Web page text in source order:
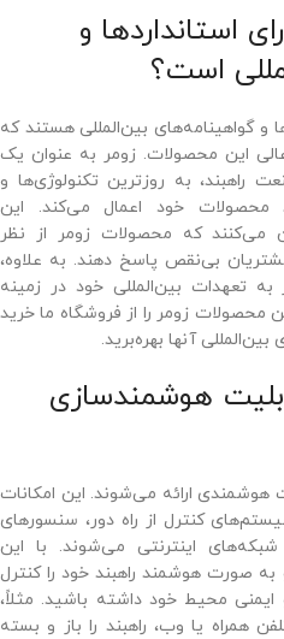
استانداردها و
است؟
و گواهینامه‌های بین‌المللی هستند که
این محصولات. زومر به عنوان یک
راهبند، به روزترین تکنولوژی‌ها و
محصولات خود اعمال می‌کند. این
می‌کنند که محصولات زومر از نظر
بی‌نقص پاسخ دهند. به علاوه،
تعهدات بین‌المللی خود در زمینه
محصولات زومر را از فروشگاه ما خرید
آنها بهره‌برید.
هوشمندسازی
هوشمندی ارائه می‌شوند. این امکانات
کنترل از راه دور، سنسورهای
اینترنتی می‌شوند. با این
به صورت هوشمند راهبند خود را کنترل
محیط خود داشته باشید. مثلاً،
همراه یا وب، راهبند را باز و بسته